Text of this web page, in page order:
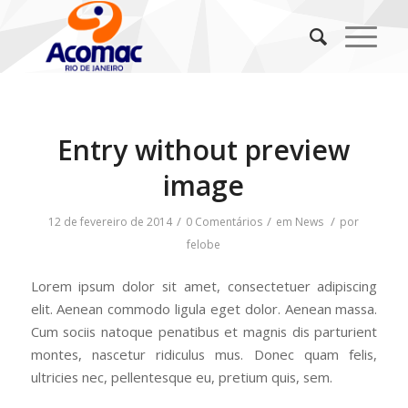
Entry without preview
image
12 de fevereiro de 2014 / 0 Comentários / em News / por
felobe
Lorem ipsum dolor sit amet, consectetuer adipiscing
elit. Aenean commodo ligula eget dolor. Aenean massa.
Cum sociis natoque penatibus et magnis dis parturient
montes, nascetur ridiculus mus. Donec quam felis,
ultricies nec, pellentesque eu, pretium quis, sem.